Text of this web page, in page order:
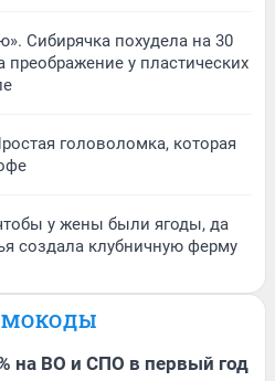
Сибирячка похудела на 30
у пластических
головоломка, которая
у жены были ягоды, да
создала клубничную ферму
на ВО и СПО в первый год